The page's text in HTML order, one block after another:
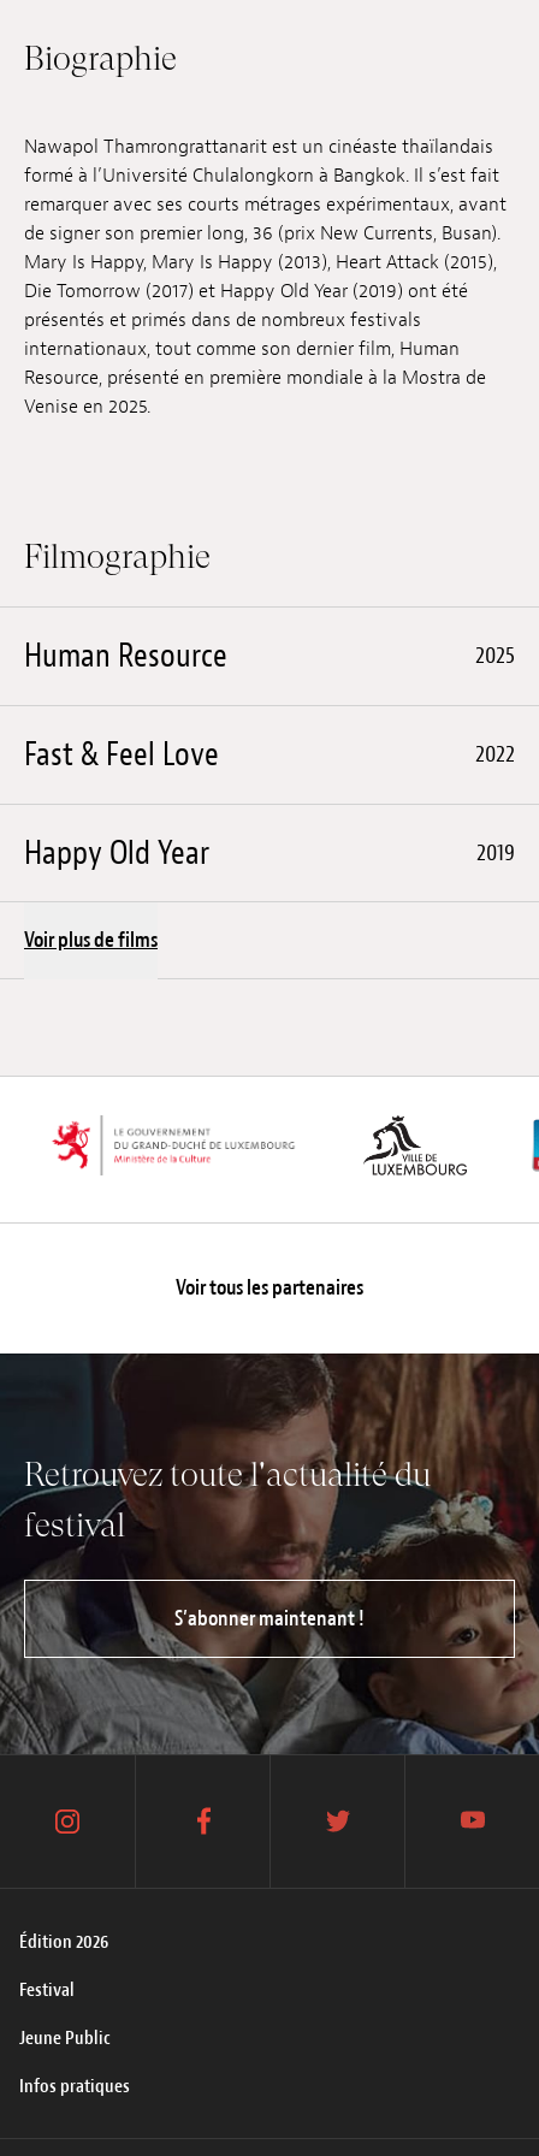
Soumissions
Archives
Publications
Biographie
Nawapol Thamrongrattanarit est un cinéaste thaïlandais
formé à l’Université Chulalongkorn à Bangkok. Il s’est fait
remarquer avec ses courts métrages expérimentaux, avant
de signer son premier long, 36 (prix New Currents, Busan).
Mary Is Happy, Mary Is Happy (2013), Heart Attack (2015),
Die Tomorrow (2017) et Happy Old Year (2019) ont été
présentés et primés dans de nombreux festivals
internationaux, tout comme son dernier film, Human
Resource, présenté en première mondiale à la Mostra de
Venise en 2025.
Filmographie
Human Resource 2025
Fast & Feel Love 2022
Happy Old Year 2019
Voir plus de films
Voir tous les partenaires
Retrouvez toute l'actualité du
festival
S’abonner maintenant !
Édition 2026
Festival
Jeune Public
Infos pratiques
instagram facebook twitter youtube